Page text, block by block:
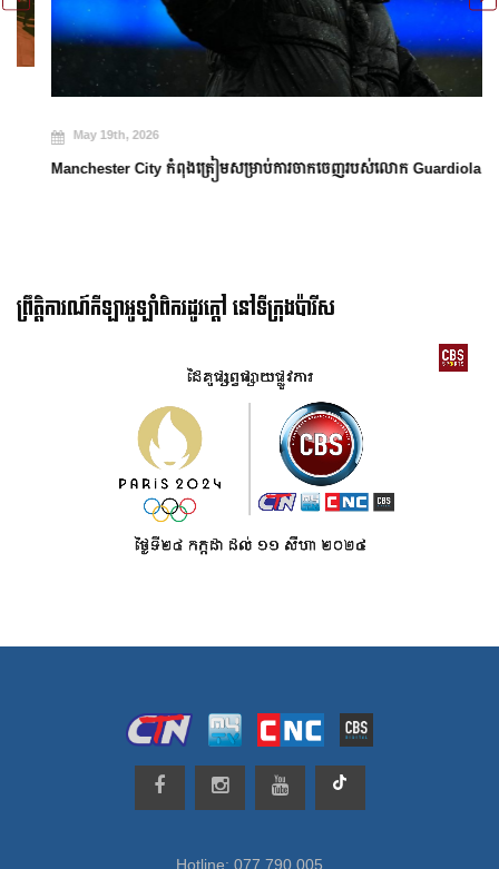
May 19th, 2026
Manchester City កំពុងត្រៀមសម្រាប់ការចាកចេញរបស់លោក Guardiola
ព្រឹត្តិការណ៍កីឡាអូឡាំពិករដូវក្ដៅ នៅទីក្រុងប៉ារីស